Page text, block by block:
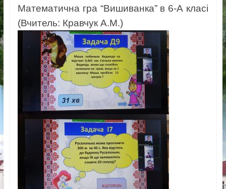
Математична гра “Вишиванка” в 6-А класі
(Вчитель: Кравчук А.М.)